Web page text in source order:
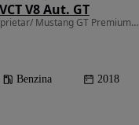
V8 Aut. GT
5038 cm3 • 450 CP • Unic Proprietar/ Mustang GT Premium/ Model Europa/Performance Pack
Benzina 2018